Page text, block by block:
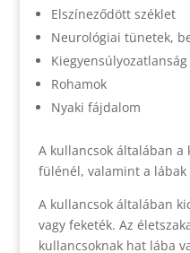
Elszíneződött széklet
Neurológiai tünetek,
Rohamok
Nyaki fájdalom
A kullancsok általában a
fülénél, valamint a
A kullancsok általában
vagy feketék. Az
kullancsoknak hat lába